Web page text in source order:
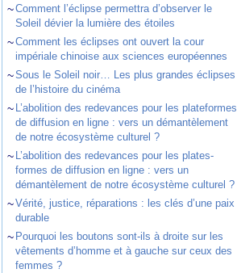
~Comment l’éclipse permettra d’observer le
Soleil dévier la lumière des étoiles
~Comment les éclipses ont ouvert la cour
impériale chinoise aux sciences européennes
~Sous le Soleil noir… Les plus grandes éclipses
de l’histoire du cinéma
~ L’abolition des redevances pour les plateformes
de diffusion en ligne : vers un démantèlement
de notre écosystème culturel ?
~ L’abolition des redevances pour les plates-
formes de diffusion en ligne : vers un
démantèlement de notre écosystème culturel ?
~Vérité, justice, réparations : les clés d’une paix
durable
~ Pourquoi les boutons sont-ils à droite sur les
vêtements d’homme et à gauche sur ceux des
femmes ?